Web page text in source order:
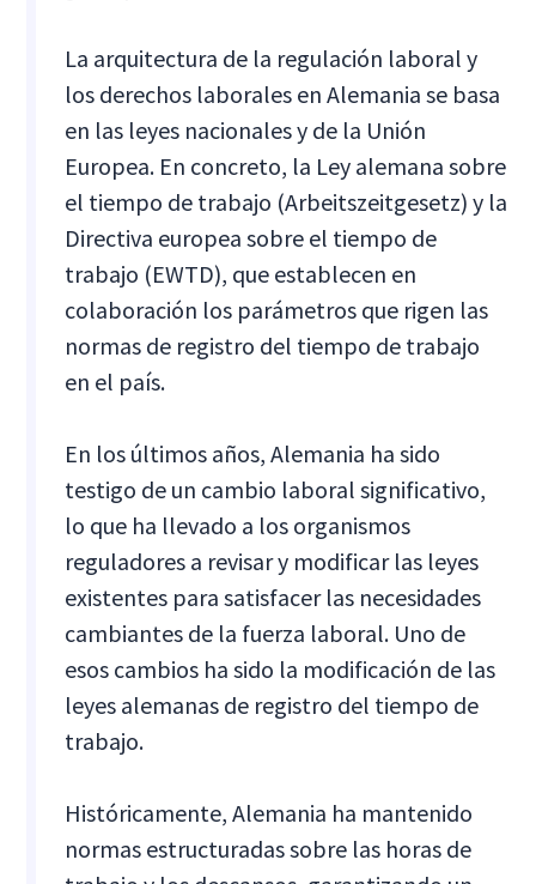
La arquitectura de la regulación laboral y
los derechos laborales en Alemania se basa
en las leyes nacionales y de la Unión
Europea. En concreto, la Ley alemana sobre
el tiempo de trabajo (Arbeitszeitgesetz) y la
Directiva europea sobre el tiempo de
trabajo (EWTD), que establecen en
colaboración los parámetros que rigen las
normas de registro del tiempo de trabajo
en el país.
En los últimos años, Alemania ha sido
testigo de un cambio laboral significativo,
lo que ha llevado a los organismos
reguladores a revisar y modificar las leyes
existentes para satisfacer las necesidades
cambiantes de la fuerza laboral. Uno de
esos cambios ha sido la modificación de las
leyes alemanas de registro del tiempo de
trabajo.
Históricamente, Alemania ha mantenido
normas estructuradas sobre las horas de